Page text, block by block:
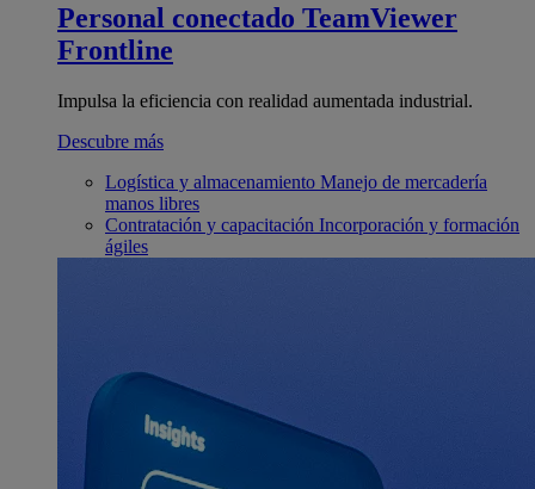
Personal conectado TeamViewer
Frontline
Impulsa la eficiencia con realidad aumentada industrial.
Descubre más
Logística y almacenamiento Manejo de mercadería
manos libres
Contratación y capacitación Incorporación y formación
ágiles